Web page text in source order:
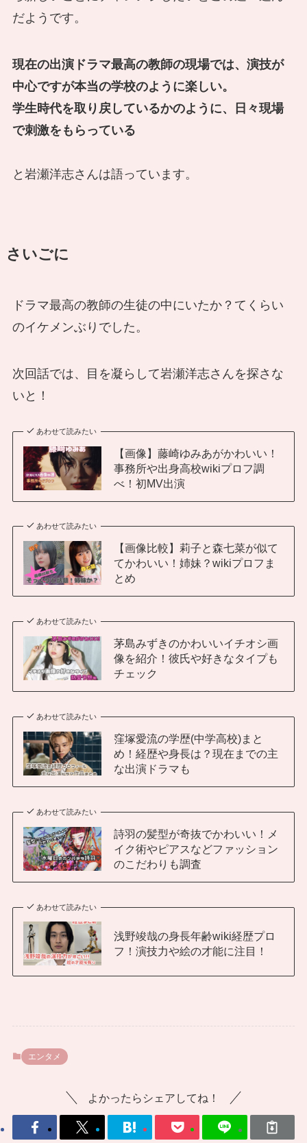
だようです。
現在の出演ドラマ最高の教師の現場では、演技が
中心ですが本当の学校のように楽しい。
学生時代を取り戻しているかのように、日々現場
で刺激をもらっている
と岩瀬洋志さんは語っています。
さいごに
ドラマ最高の教師の生徒の中にいたか？てくらい
のイケメンぶりでした。
次回話では、目を凝らして岩瀬洋志さんを探さな
いと！
あわせて読みたい
【画像】藤崎ゆみあがかわいい！
事務所や出身高校wikiプロフ調
べ！初MV出演
あわせて読みたい
【画像比較】莉子と森七菜が似て
てかわいい！姉妹？wikiプロフま
とめ
あわせて読みたい
茅島みずきのかわいいイチオシ画
像を紹介！彼氏や好きなタイプも
チェック
あわせて読みたい
窪塚愛流の学歴(中学高校)まと
め！経歴や身長は？現在までの主
な出演ドラマも
あわせて読みたい
詩羽の髪型が奇抜でかわいい！メ
イク術やピアスなどファッション
のこだわりも調査
あわせて読みたい
浅野竣哉の身長年齢wiki経歴プロ
フ！演技力や絵の才能に注目！
エンタメ
よかったらシェアしてね！